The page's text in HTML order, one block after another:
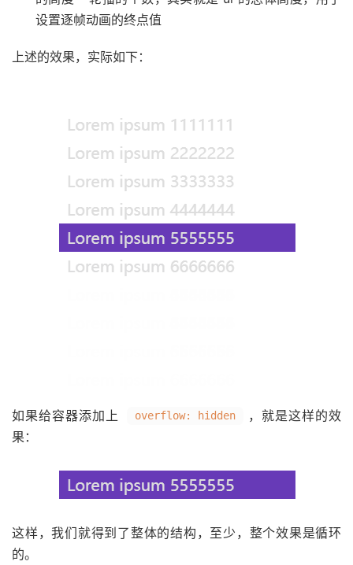
设置逐帧动画的终点值
上述的效果，实际如下：
如果给容器添加上 overflow: hidden
，就是这样的效
果：
这样，我们就得到了整体的结构，至少，整个效果是循环
的。